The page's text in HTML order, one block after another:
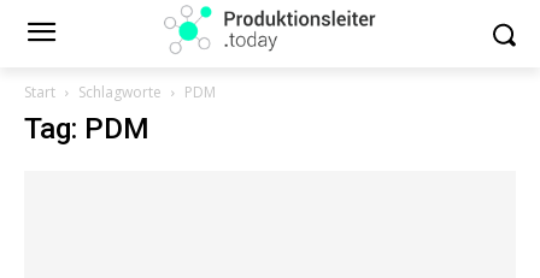
Start Schlagworte PDM
Tag: PDM